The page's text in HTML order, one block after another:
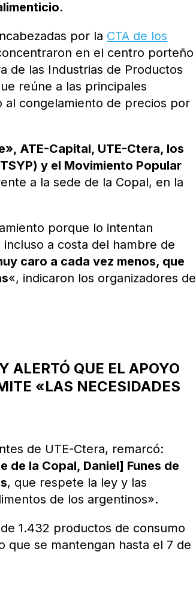
por la CTA de los
en el centro porteño
de las Industrias de Productos
reúne a las principales
al congelamiento de precios por
ATE-Capital, UTE-Ctera, los
y el Movimiento Popular
a la sede de la Copal, en la
porque lo intentan
a costa del hambre de
caro a cada vez menos, que
«, indicaron los organizadores de
ALERTÓ QUE EL APOYO
«LAS NECESIDADES
de UTE-Ctera, remarcó:
de la Copal, Daniel] Funes de
, que respete la ley y las
de los argentinos».
1.432 productos de consumo
que se mantengan hasta el 7 de